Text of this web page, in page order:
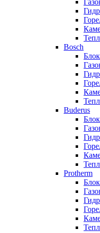
Bosch
Buderus
Protherm